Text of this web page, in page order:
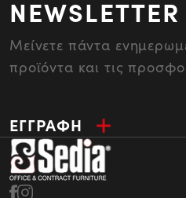
NEWSLETTER
Μείνετε πάντα
προϊόντα και τις
ΕΓΓΡΑΦΗ